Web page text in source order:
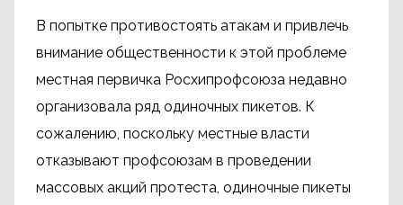
В попытке противостоять атакам и привлечь
внимание общественности к этой проблеме
местная первичка Росхипрофсоюза недавно
организовала ряд одиночных пикетов. К
сожалению, поскольку местные власти
отказывают профсоюзам в проведении
массовых акций протеста, одиночные пикеты